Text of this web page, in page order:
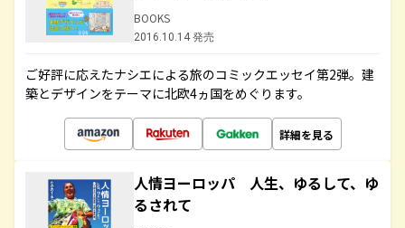
BOOKS
2016.10.14 発売
ご好評に応えたナシエによる旅のコミックエッセイ第2弾。建
築とデザインをテーマに北欧4ヵ国をめぐります。
詳細を見る
人情ヨーロッパ 人生、ゆるして、ゆ
るされて